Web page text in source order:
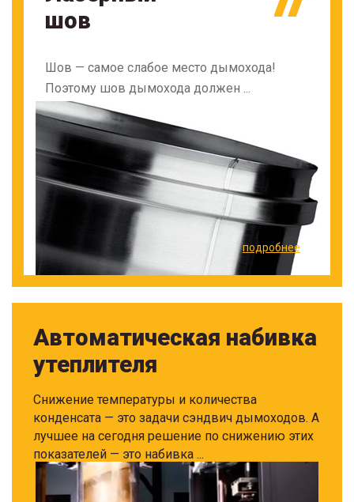
шов
Шов — самое слабое место дымохода!
Поэтому шов дымохода должен ...
подробнее
Автоматическая набивка
утеплителя
Снижение температуры и количества
конденсата — это задачи сэндвич дымоходов. А
лучшее на сегодня решение по снижению этих
показателей — это набивка ...